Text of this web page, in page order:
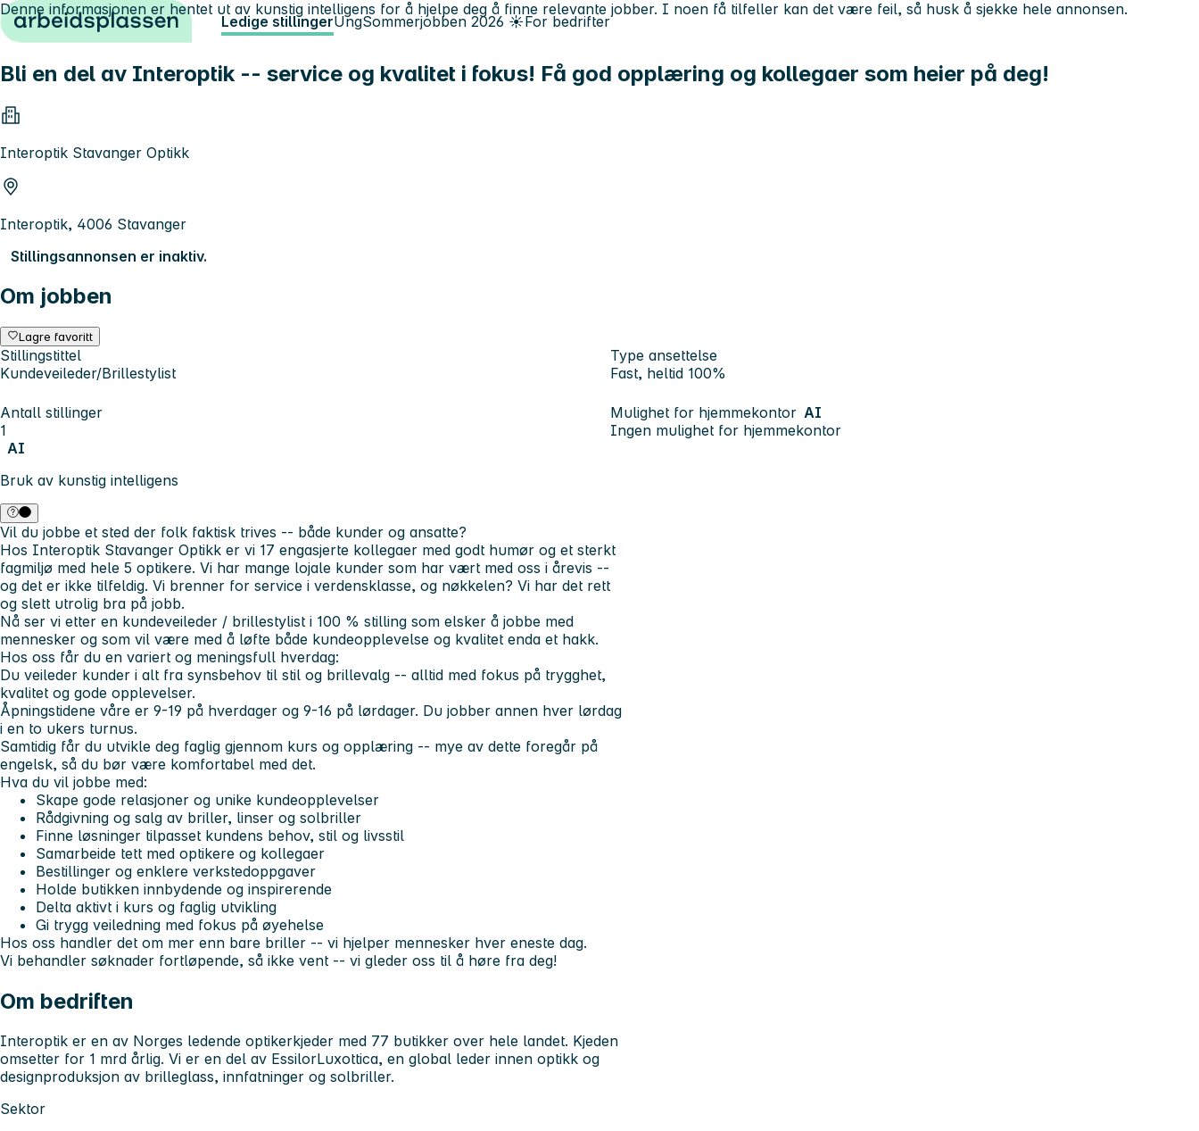
Hopp til innhold Ledige stillingerUngSommerjobben 2026 ☀️For bedrifter
Bli en del av Interoptik -- service og kvalitet i fokus! Få god opplæring og kollegaer som heier på deg!
Interoptik Stavanger Optikk
Interoptik, 4006 Stavanger
Stillingsannonsen er inaktiv.
Om jobben
Lagre favoritt
Stillingstittel
Kundeveileder/Brillestylist
Type ansettelse
Fast, heltid 100%
Antall stillinger
1
Mulighet for hjemmekontor AI
Ingen mulighet for hjemmekontor
AI
Bruk av kunstig intelligens
Denne informasjonen er hentet ut av kunstig intelligens for å hjelpe deg å finne relevante jobber. I noen få tilfeller kan det være feil, så husk å sjekke hele annonsen.
Vil du jobbe et sted der folk faktisk trives -- både kunder og ansatte?
Hos Interoptik Stavanger Optikk er vi 17 engasjerte kollegaer med godt humør og et sterkt
fagmiljø med hele 5 optikere. Vi har mange lojale kunder som har vært med oss i årevis --
og det er ikke tilfeldig. Vi brenner for service i verdensklasse, og nøkkelen? Vi har det rett
og slett utrolig bra på jobb.
Nå ser vi etter en kundeveileder / brillestylist i 100 % stilling som elsker å jobbe med
mennesker og som vil være med å løfte både kundeopplevelse og kvalitet enda et hakk.
Hos oss får du en variert og meningsfull hverdag:
Du veileder kunder i alt fra synsbehov til stil og brillevalg -- alltid med fokus på trygghet,
kvalitet og gode opplevelser.
Åpningstidene våre er 9-19 på hverdager og 9-16 på lørdager. Du jobber annen hver lørdag
i en to ukers turnus.
Samtidig får du utvikle deg faglig gjennom kurs og opplæring -- mye av dette foregår på
engelsk, så du bør være komfortabel med det.
Hva du vil jobbe med:
Skape gode relasjoner og unike kundeopplevelser
Rådgivning og salg av briller, linser og solbriller
Finne løsninger tilpasset kundens behov, stil og livsstil
Samarbeide tett med optikere og kollegaer
Bestillinger og enklere verkstedoppgaver
Holde butikken innbydende og inspirerende
Delta aktivt i kurs og faglig utvikling
Gi trygg veiledning med fokus på øyehelse
Hos oss handler det om mer enn bare briller -- vi hjelper mennesker hver eneste dag.
Vi behandler søknader fortløpende, så ikke vent -- vi gleder oss til å høre fra deg!
Om bedriften
Interoptik er en av Norges ledende optikerkjeder med 77 butikker over hele landet. Kjeden
omsetter for 1 mrd årlig. Vi er en del av EssilorLuxottica, en global leder innen optikk og
designproduksjon av brilleglass, innfatninger og solbriller.
Sektor